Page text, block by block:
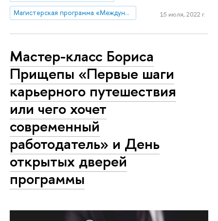
Магистерская программа «Международный корпоративный комплаенс и этика бизнеса»
15 июля, 2022 г.
Мастер-класс Бориса
Прищепы «Первые шаги
карьерного путешествия
или чего хочет
современный
работодатель» и День
открытых дверей
программы